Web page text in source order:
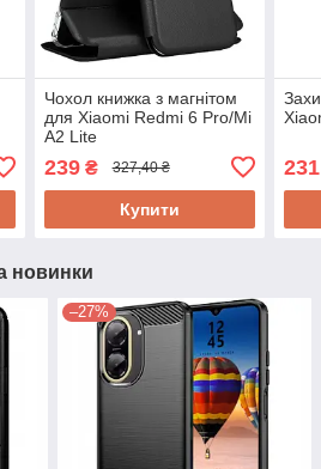
Чохол книжка з магнітом
для Xiaomi Redmi 6 Pro/Mi
A2 Lite
239₴ 327,40 ₴
Купити
231
новинки
–27%